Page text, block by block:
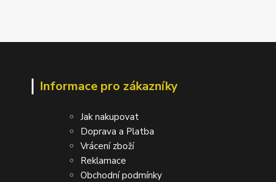
Informace pro zákazníky
Jak nakupovat
Doprava a Platba
Vrácení zboží
Reklamace
Obchodní podmínky